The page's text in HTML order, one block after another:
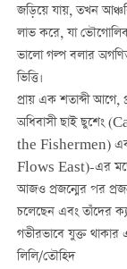
জড়িয়ে যায়, তখন
লাভ করে, যা
ভালো গল্প বলার অগণিত
ভিত্তি।
প্রায় এক শতাব্দী আগে,
অধিবাসী ছাই ছুশেং
the Fishermen) এবং
Flows East)-এর মতো
আজও প্রজন্মের পর
চলেছেন এবং তাঁদের
গভীরভাবে যুক্ত থাকার
লিলি/তৌহিদ